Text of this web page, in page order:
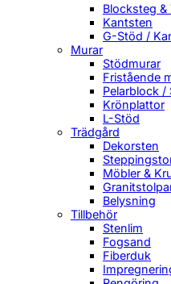
Blocksteg &
Kantsten
G-Stöd /
Murar
Stödmurar
Fristående
Pelarblock /
Krönplattor
L-Stöd
Trädgård
Dekorsten
Möbler &
Belysning
Tillbehör
Stenlim
Fogsand
Fiberduk